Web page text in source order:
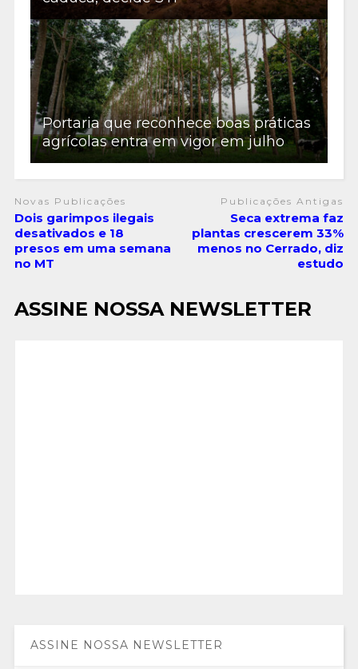
Portaria que reconhece boas práticas
agrícolas entra em vigor em julho
Novas Publicações
Dois garimpos ilegais
desativados e 18
presos em uma semana
no MT
Publicações Antigas
Seca extrema faz
plantas crescerem 33%
menos no Cerrado, diz
estudo
ASSINE NOSSA NEWSLETTER
ASSINE NOSSA NEWSLETTER